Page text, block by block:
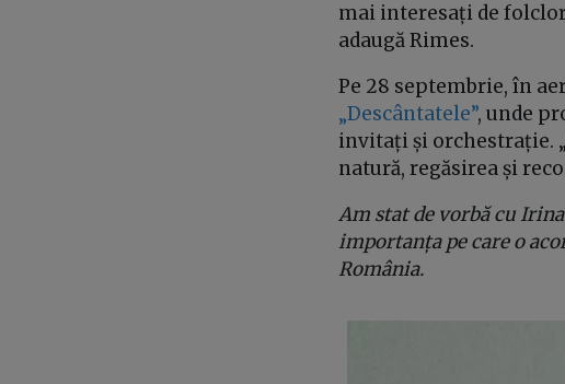
mai interesați de
adaugă Rimes.
Pe 28 septembrie, în
„Descântatele”, unde
invitați și orchestrație.
natură, regăsirea și
Am stat de vorbă cu
importanța pe care o
România.